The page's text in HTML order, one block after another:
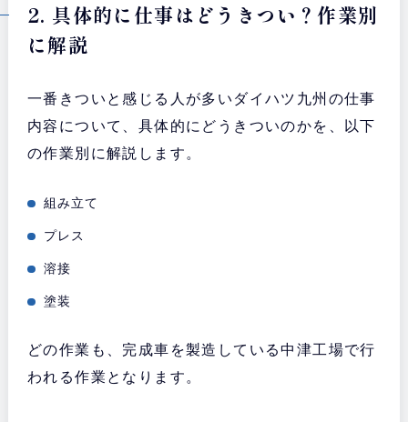
2. 具体的に仕事はどうきつい？作業別
に解説
一番きついと感じる人が多いダイハツ九州の仕事
内容について、具体的にどうきついのかを、以下
の作業別に解説します。
組み立て
プレス
溶接
塗装
どの作業も、完成車を製造している中津工場で行
われる作業となります。